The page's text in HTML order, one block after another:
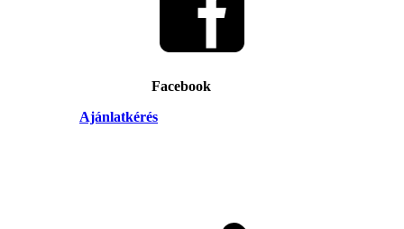
Facebook
Ajánlatkérés